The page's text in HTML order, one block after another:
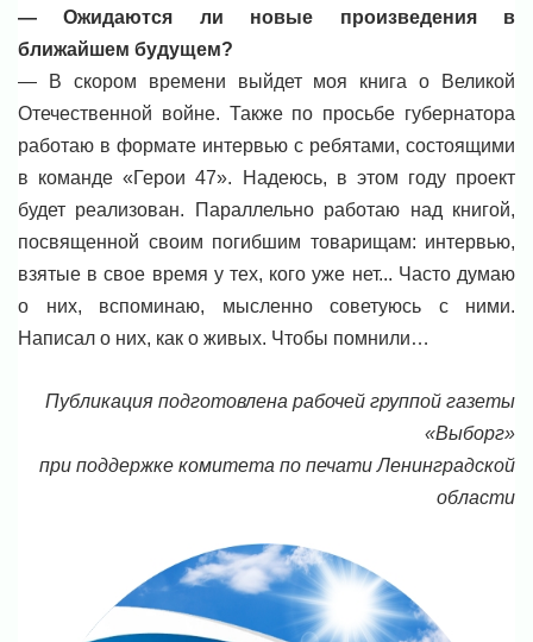
— Ожидаются ли новые произведения в
ближайшем будущем?
— В скором времени выйдет моя книга о Великой
Отечественной войне. Также по просьбе губернатора
работаю в формате интервью с ребятами, состоящими
в команде «Герои 47». Надеюсь, в этом году проект
будет реализован. Параллельно работаю над книгой,
посвященной своим погибшим товарищам: интервью,
взятые в свое время у тех, кого уже нет... Часто думаю
о них, вспоминаю, мысленно советуюсь с ними.
Написал о них, как о живых. Чтобы помнили…
Публикация подготовлена рабочей группой газеты
«Выборг»
при поддержке комитета по печати Ленинградской
области